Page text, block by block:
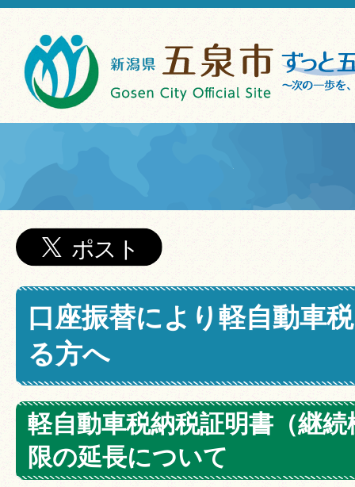
口座振替により軽自動車
る方へ
軽自動車税納税証明書（継
限の延長について